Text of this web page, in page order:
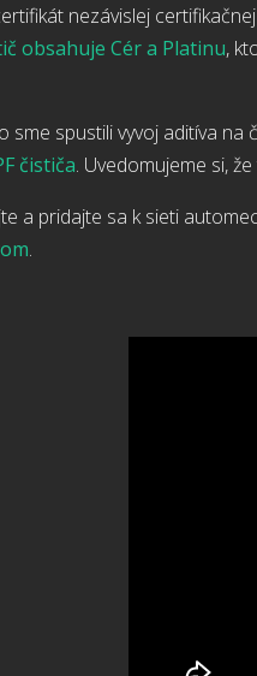
nezávislej
obsahuje Cér a Platinu,
sme spustili vyvoj aditíva na
čističa. Uvedomujeme si,
a pridajte sa k sieti
.